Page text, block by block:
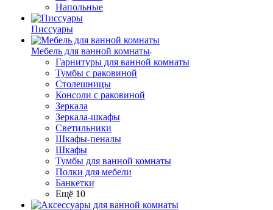
Напольные
Писсуары
Мебель для ванной комнаты
Гарнитуры для ванной комнаты
Тумбы с раковиной
Столешницы
Консоли с раковиной
Зеркала
Зеркала-шкафы
Светильники
Шкафы-пеналы
Шкафы
Тумбы для ванной комнаты
Полки для мебели
Банкетки
Ещё 10